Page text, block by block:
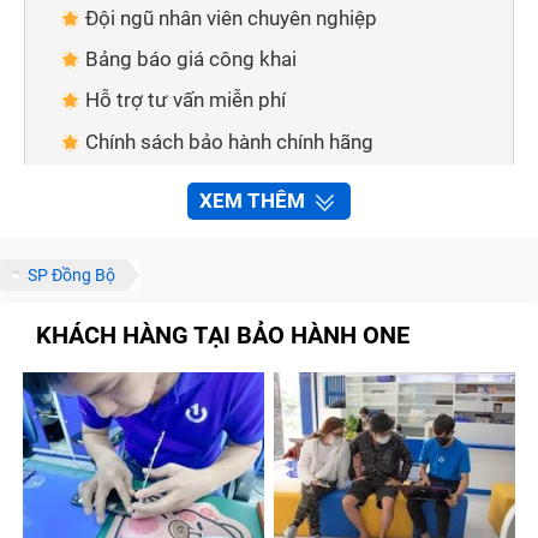
Đội ngũ nhân viên chuyên nghiệp
Bảng báo giá công khai
Hỗ trợ tư vấn miễn phí
Chính sách bảo hành chính hãng
Chính sách đổi trả, hoàn tiền cho sản phẩm lỗi
Đa dạng hình thức thanh toán
Giao hàng tận nơi
One
Thông qua số điện thoại
Thông qua các kênh thông tin
Những lưu ý để sửa chữa Chữa rosoft Surface
Chuyên Nghiệp nhanh chóng tại Trung Tâm Bảo
Hành One
XEM THÊM
SP Đồng Bộ
KHÁCH HÀNG TẠI BẢO HÀNH ONE